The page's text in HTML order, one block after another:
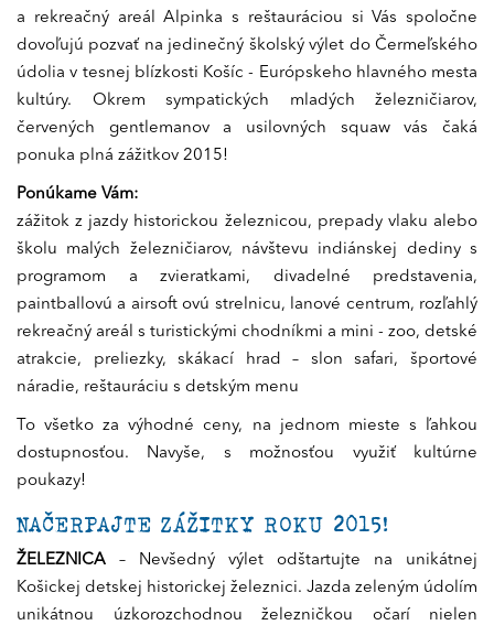
a rekreačný areál Alpinka s reštauráciou si Vás spoločne
dovoľujú pozvať na jedinečný školský výlet do Čermeľského
údolia v tesnej blízkosti Košíc - Európskeho hlavného mesta
kultúry. Okrem sympatických mladých železničiarov,
červených gentlemanov a usilovných squaw vás čaká
ponuka plná zážitkov 2015!
Ponúkame Vám:
zážitok z jazdy historickou železnicou, prepady vlaku alebo
školu malých železničiarov, návštevu indiánskej dediny s
programom a zvieratkami, divadelné predstavenia,
paintballovú a airsoft ovú strelnicu, lanové centrum, rozľahlý
rekreačný areál s turistickými chodníkmi a mini - zoo, detské
atrakcie, preliezky, skákací hrad – slon safari, športové
náradie, reštauráciu s detským menu
To všetko za výhodné ceny, na jednom mieste s ľahkou
dostupnosťou. Navyše, s možnosťou využiť kultúrne
poukazy!
NAČERPAJTE ZÁŽITKY ROKU 2015!
ŽELEZNICA – Nevšedný výlet odštartujte na unikátnej
Košickej detskej historickej železnici. Jazda zeleným údolím
unikátnou úzkorozchodnou železničkou očarí nielen